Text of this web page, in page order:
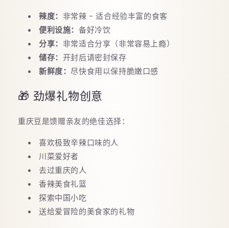
辣度： 非常辣 - 适合经验丰富的食客
便利设施： 备好冷饮
分享： 非常适合分享（非常容易上瘾）
储存： 开封后请密封保存
新鲜度：尽快食用以保持脆嫩口感
🎁 劲爆礼物创意
重庆豆是馈赠亲友的绝佳选择：
喜欢极致辛辣口味的人
川菜爱好者
去过重庆的人
香辣美食礼篮
探索中国小吃
送给爱冒险的美食家的礼物